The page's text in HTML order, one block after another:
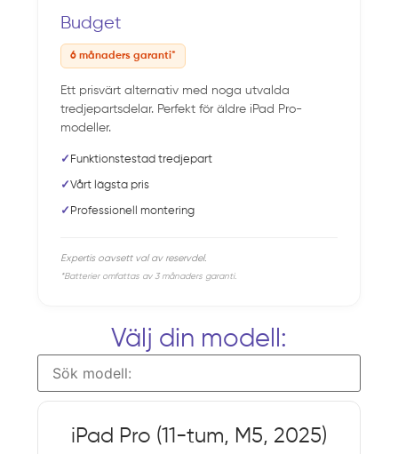
Budget
6 månaders garanti*
Ett prisvärt alternativ med noga utvalda
tredjepartsdelar. Perfekt för äldre iPad Pro-
modeller.
✓ Funktionstestad tredjepart
✓Vårt lägsta pris
✓ Professionell montering
Expertis oavsett val av reservdel.
*Batterier omfattas av 3 månaders garanti.
Välj din modell:
iPad Pro (11-tum, M5, 2025)